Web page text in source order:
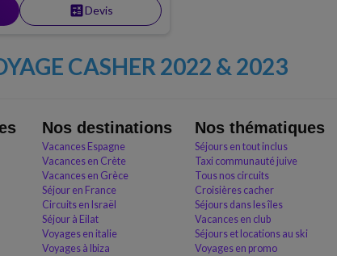
baie des Glaciers. Faites escale
calculateDevis
CASHER 2022 & 2023
Nos destinations Nos thématiques
Vacances Espagne Séjours en tout inclus
Vacances en Crète Taxi communauté juive
Vacances en Grèce Tous nos circuits
Séjour en France Croisières cacher
Circuits en Israël Séjours dans les îles
Séjour à Eilat Vacances en club
Voyages en italie Séjours et locations au ski
Voyages à Ibiza Voyages en promo